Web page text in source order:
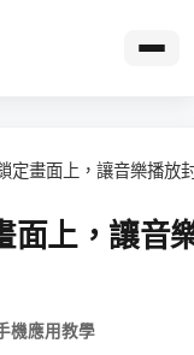
定畫面上，讓音樂播放
面上，讓音
機應用教學